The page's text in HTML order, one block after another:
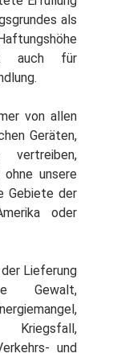
als
auch für
von allen
Geräten,
unsere
Gebiete der
oder
der Lieferung
Gewalt,
Kriegsfall,
und